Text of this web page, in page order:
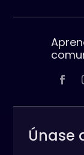
Únase